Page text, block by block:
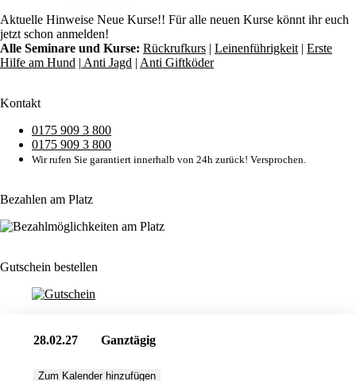
Aktuelle Hinweise Neue Kurse!! Für alle neuen Kurse könnt ihr euch
jetzt schon anmelden!
Alle Seminare und Kurse: Rückrufkurs | Leinenführigkeit | Erste
Hilfe am Hund | Anti Jagd | Anti Giftköder
Kontakt
0175 909 3 800
0175 909 3 800
Wir rufen Sie garantiert innerhalb von 24h zurück! Versprochen.
Bezahlen am Platz
Gutschein bestellen
28.02.27 Ganztägig
Zum Kalender hinzufügen